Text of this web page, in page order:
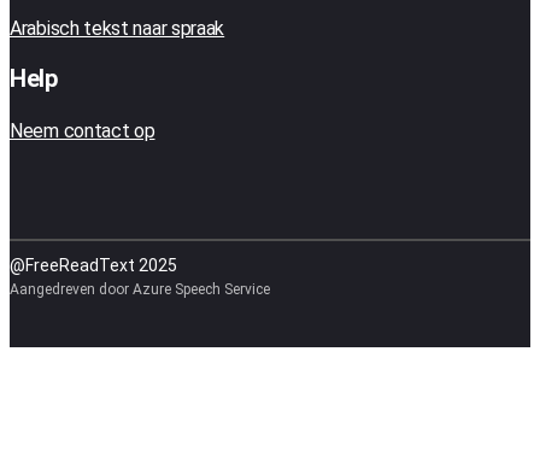
Arabisch tekst naar spraak
Help
Neem contact op
@FreeReadText 2025
Aangedreven door Azure Speech Service